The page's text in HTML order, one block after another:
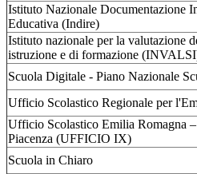
Istituto Nazionale Documentazione
Educativa (Indire)
Istituto nazionale per la valutazione
istruzione e di formazione
Scuola Digitale - Piano Nazionale
Ufficio Scolastico Regionale per
Ufficio Scolastico Emilia Romagna
Piacenza (UFFICIO IX)
Scuola in Chiaro